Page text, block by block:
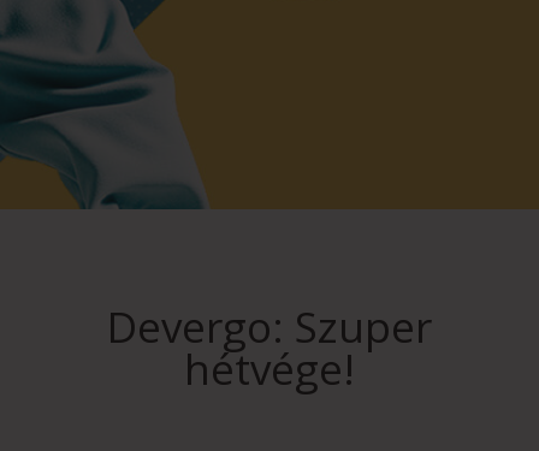
Devergo: Szuper
hétvége!